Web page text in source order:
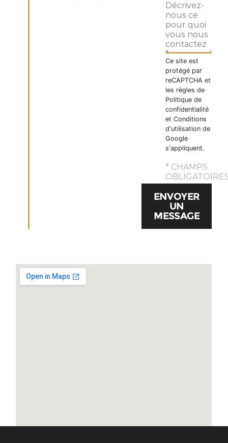
Ce site est
protégé par
reCAPTCHA et
les règles de
Politique de
confidentialité
etConditions
d'utilisation de
Google
s'appliquent.
* CHAMPS
ENVOYER
UN
MESSAGE